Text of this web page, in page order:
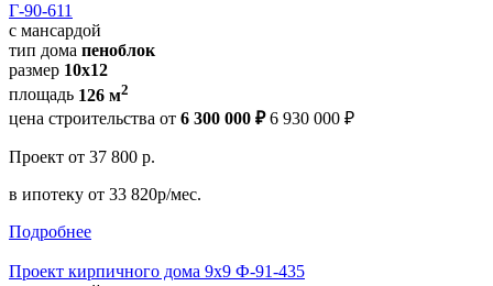
Г-90-611
с мансардой
тип дома пеноблок
размер 10x12
площадь 126 м2
цена строительства от 6 300 000 ₽ 6 930 000 ₽
Проект от 37 800 р.
в ипотеку от 33 820р/мес.
Подробнее
Проект кирпичного дома 9х9 Ф-91-435